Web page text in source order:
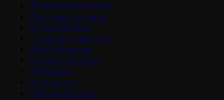
# Никита Кологривый
# Главные Сериалы
# Саша Петров
# Смотреть фильмы
# Юра Борисов
# Мария Аронова
# Трейлер
# Рецензия
# После Фишера